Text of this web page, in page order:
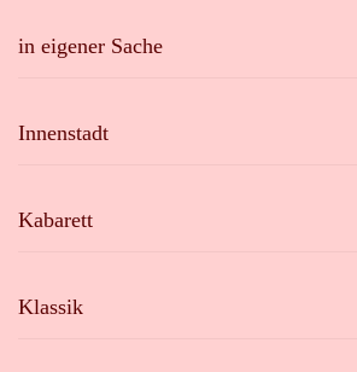
in eigener Sache
Innenstadt
Kabarett
Klassik